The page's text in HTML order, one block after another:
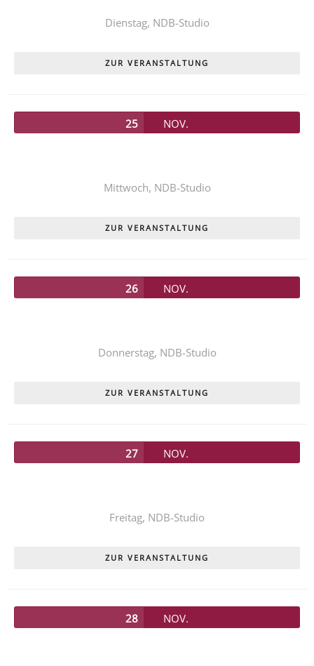
Dienstag, NDB-Studio
ZUR VERANSTALTUNG
25 NOV.
Mittwoch, NDB-Studio
ZUR VERANSTALTUNG
26 NOV.
Donnerstag, NDB-Studio
ZUR VERANSTALTUNG
27 NOV.
Freitag, NDB-Studio
ZUR VERANSTALTUNG
28 NOV.